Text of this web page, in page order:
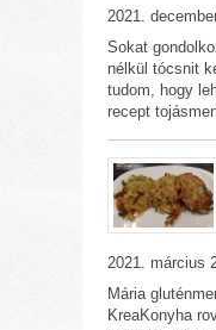
2021.
Sokat
nélkül tócsnit
tudom, hogy
recept
2021. március
Mária
KreaKonyha